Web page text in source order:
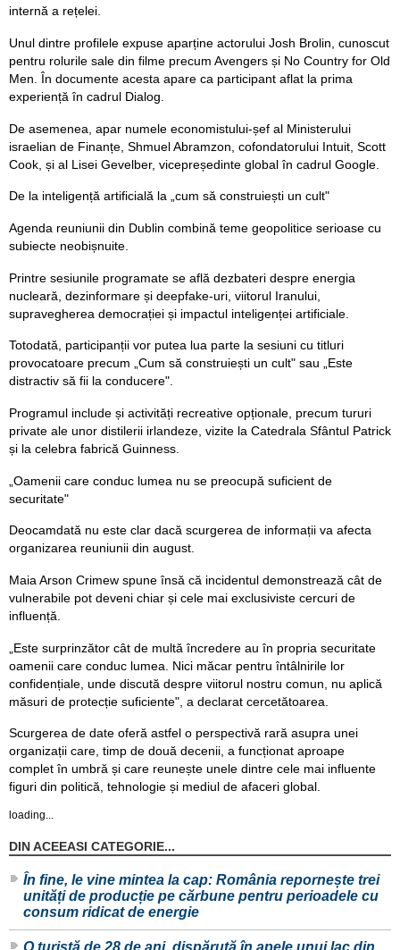
internă a rețelei.
Unul dintre profilele expuse aparține actorului Josh Brolin, cunoscut
pentru rolurile sale din filme precum Avengers și No Country for Old
Men. În documente acesta apare ca participant aflat la prima
experiență în cadrul Dialog.
De asemenea, apar numele economistului-șef al Ministerului
israelian de Finanțe, Shmuel Abramzon, cofondatorului Intuit, Scott
Cook, și al Lisei Gevelber, vicepreședinte global în cadrul Google.
De la inteligență artificială la „cum să construiești un cult"
Agenda reuniunii din Dublin combină teme geopolitice serioase cu
subiecte neobișnuite.
Printre sesiunile programate se află dezbateri despre energia
nucleară, dezinformare și deepfake-uri, viitorul Iranului,
supravegherea democrației și impactul inteligenței artificiale.
Totodată, participanții vor putea lua parte la sesiuni cu titluri
provocatoare precum „Cum să construiești un cult" sau „Este
distractiv să fii la conducere".
Programul include și activități recreative opționale, precum tururi
private ale unor distilerii irlandeze, vizite la Catedrala Sfântul Patrick
și la celebra fabrică Guinness.
„Oamenii care conduc lumea nu se preocupă suficient de
securitate"
Deocamdată nu este clar dacă scurgerea de informații va afecta
organizarea reuniunii din august.
Maia Arson Crimew spune însă că incidentul demonstrează cât de
vulnerabile pot deveni chiar și cele mai exclusiviste cercuri de
influență.
„Este surprinzător cât de multă încredere au în propria securitate
oamenii care conduc lumea. Nici măcar pentru întâlnirile lor
confidențiale, unde discută despre viitorul nostru comun, nu aplică
măsuri de protecție suficiente", a declarat cercetătoarea.
Scurgerea de date oferă astfel o perspectivă rară asupra unei
organizații care, timp de două decenii, a funcționat aproape
complet în umbră și care reunește unele dintre cele mai influente
figuri din politică, tehnologie și mediul de afaceri global.
loading...
DIN ACEEASI CATEGORIE...
În fine, le vine mintea la cap: România repornește trei
unități de producție pe cărbune pentru perioadele cu
consum ridicat de energie
O turistă de 28 de ani, dispărută în apele unui lac din